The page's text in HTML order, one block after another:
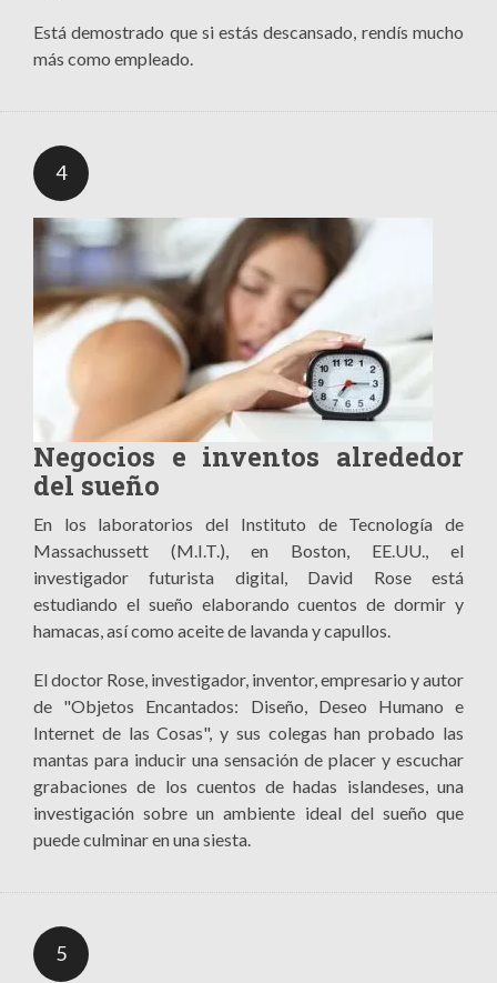
Está demostrado que si estás descansado, rendís mucho
más como empleado.
4
Negocios e inventos alrededor
del sueño
En los laboratorios del Instituto de Tecnología de
Massachussett (M.I.T.), en Boston, EE.UU., el
investigador futurista digital, David Rose está
estudiando el sueño elaborando cuentos de dormir y
hamacas, así como aceite de lavanda y capullos.
El doctor Rose, investigador, inventor, empresario y autor
de "Objetos Encantados: Diseño, Deseo Humano e
Internet de las Cosas", y sus colegas han probado las
mantas para inducir una sensación de placer y escuchar
grabaciones de los cuentos de hadas islandeses, una
investigación sobre un ambiente ideal del sueño que
puede culminar en una siesta.
5